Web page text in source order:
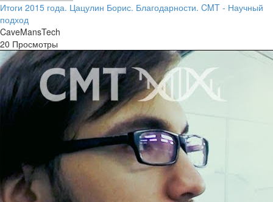
Итоги 2015 года. Цацулин Борис. Благодарности. CMT - Научный
подход
CaveMansTech
20 Просмотры